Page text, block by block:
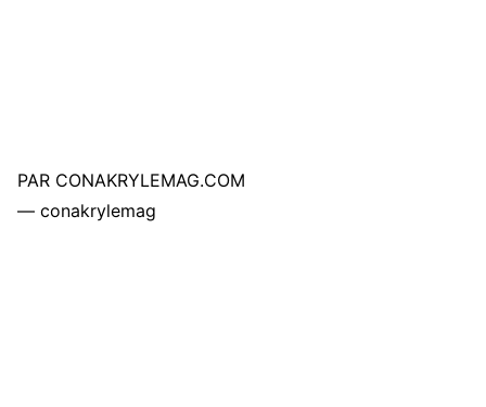
PAR CONAKRYLEMAG.COM
— conakrylemag